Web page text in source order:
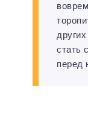
стать
перед